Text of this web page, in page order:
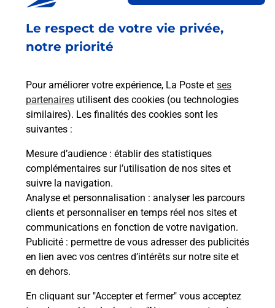
Le respect de votre vie privée,
notre priorité
Pour améliorer votre expérience, La Poste et ses
partenaires utilisent des cookies (ou technologies
similaires). Les finalités des cookies sont les
suivantes :
Mesure d’audience : établir des statistiques
complémentaires sur l’utilisation de nos sites et
suivre la navigation.
Analyse et personnalisation : analyser les parcours
clients et personnaliser en temps réel nos sites et
communications en fonction de votre navigation.
Publicité : permettre de vous adresser des publicités
en lien avec vos centres d’intérêts sur notre site et
en dehors.
En cliquant sur "Accepter et fermer" vous acceptez
Qu'est-ce qu'un NEPH ?
Comment avoir les résultats du code
de la route ?
Combien de temps dure l'examen du
code de la route ?
Comment s'inscrire au code de la
Combien de fautes pour le code de la
route ?